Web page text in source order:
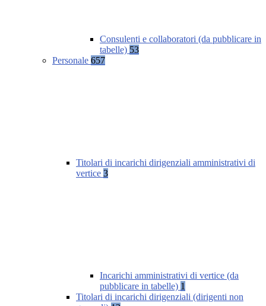
Consulenti e collaboratori (da pubblicare in
tabelle) 53
Personale 657
Titolari di incarichi dirigenziali amministrativi di
vertice 3
Incarichi amministrativi di vertice (da
pubblicare in tabelle) 1
Titolari di incarichi dirigenziali (dirigenti non